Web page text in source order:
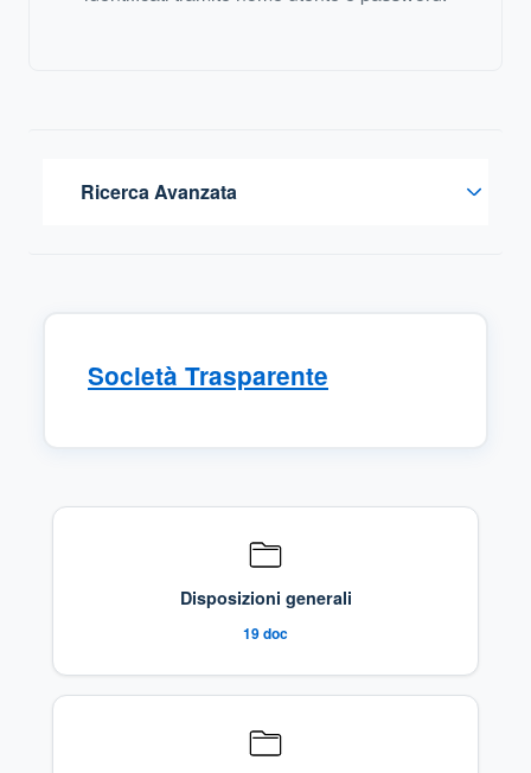
Ricerca Avanzata
Società Trasparente
Sezioni di Trasparenza Disponibili
Disposizioni generali
19doc